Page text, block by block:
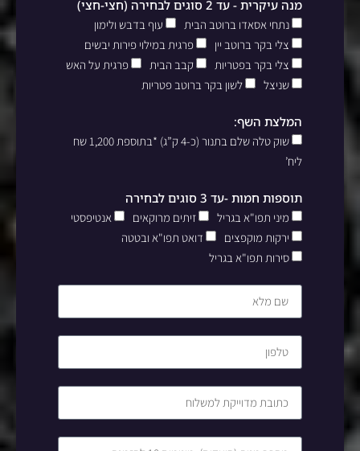
מנה עיקרית - עד 2 סוגים לבחירה (חצי-חצי)
נתחי אסאדו ברוטב הבית
עוף בדבש ולימון
צלי בקר ברוטב יין
פרגית במילוי פירות יבשים
צלי בקר בפטריות
קבב הבית
פרגית על האש
שניצל
לשון בקר ברוטב פטריות
המלצת השף:
שוק טלה שלם בתנור (כ-4 ק”ג) *בתוספת 1,200 שח
ליח’
תוספות חמות -עד 3 סוגים לבחירה
מיני תפו"א בגריל זיתים מרוקאים
אנטיפסטי
ירקות מוקפצים
דואט תפו"א ובטטה
סירות תפו"א בגריל